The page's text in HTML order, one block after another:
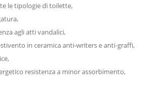
le tipologie di toilette,
agli atti vandalici,
in ceramica anti-writers e anti-graffi,
resistenza a minor assorbimento,